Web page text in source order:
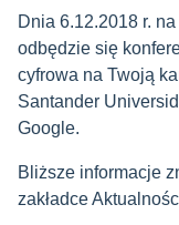
Dnia 6.12.2018 r.
odbędzie się
cyfrowa na Twoją
Santander
Google.
Bliższe informacje
zakładce